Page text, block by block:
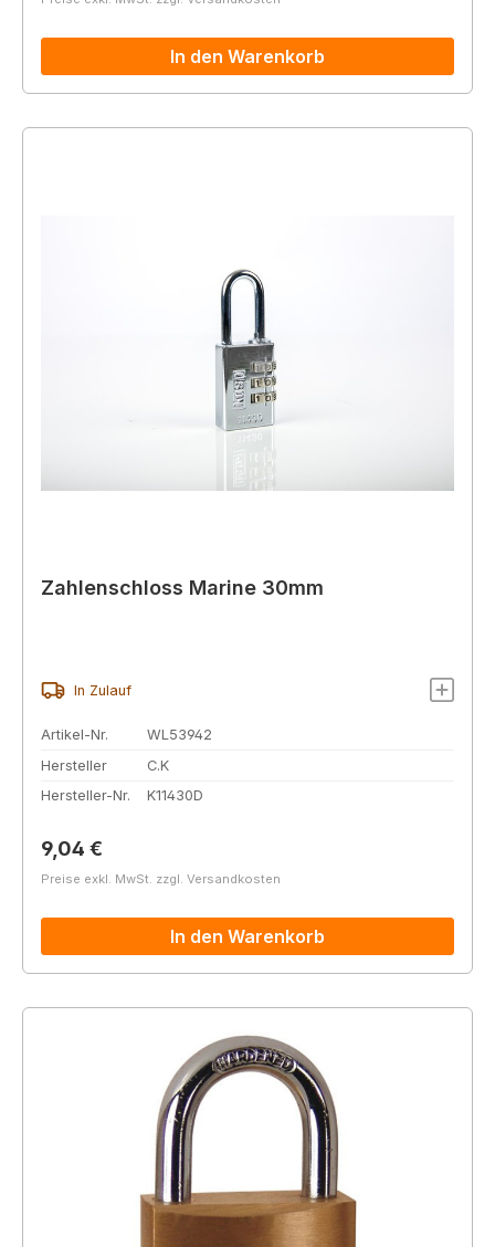
In den Warenkorb
Zahlenschloss Marine 30mm
In Zulauf
Artikel-Nr.
WL53942
Hersteller
C.K
Hersteller-Nr.
K11430D
Regulärer Preis:
9,04 €
Preise exkl. MwSt. zzgl. Versandkosten
In den Warenkorb